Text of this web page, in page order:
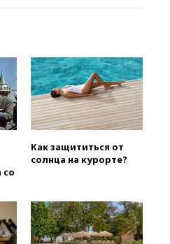
18:50Euractiv: восток
приходит в упадок
российских туристов
18:35В Жуковском и
Геленджика
введены ограничения
вчера, 18:21 Зюганов
к критике
вчера, 18:15Четыре человека
при атаках ВСУ на
область
со
Как защититься от
солнца на курорте?